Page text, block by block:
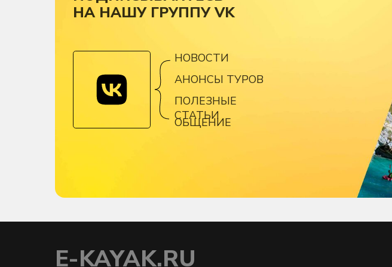
НА НАШУ ГРУППУ VK
НОВОСТИ
АНОНСЫ ТУРОВ
ПОЛЕЗНЫЕ
СТАТЬИ
ОБЩЕНИЕ
E-KAYAK.RU